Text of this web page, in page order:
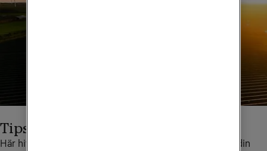
Tips för utlandsresor
Här hittar du det mesta som rör data och telefoni under din